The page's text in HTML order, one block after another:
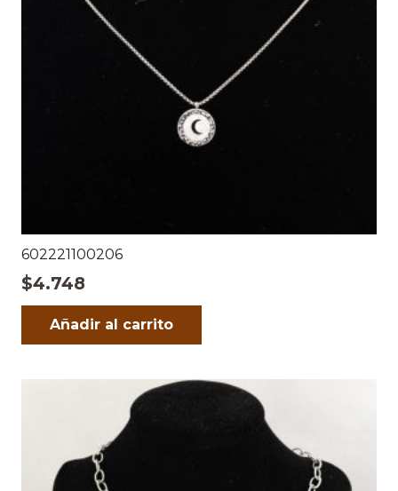
602221100206
$4.748
Añadir al carrito